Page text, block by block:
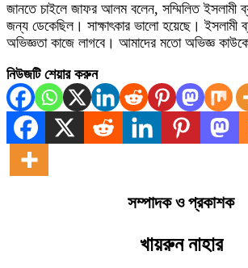
জানতে চাইলে জাফর আলম বলেন, সম্মিলিত ইসলামী
জন্য ডেকেছিল। সাক্ষাৎকার ভালো হয়েছে। ইসলামী
অভিজ্ঞতা কাজে লাগবে। আমাদের মতো অভিজ্ঞ
নিউজটি শেয়ার করুন
সম্পাদক ও প্রকাশক
খায়রুন নাহার